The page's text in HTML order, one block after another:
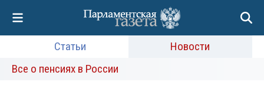
Статьи
Новости
Все о пенсиях в России